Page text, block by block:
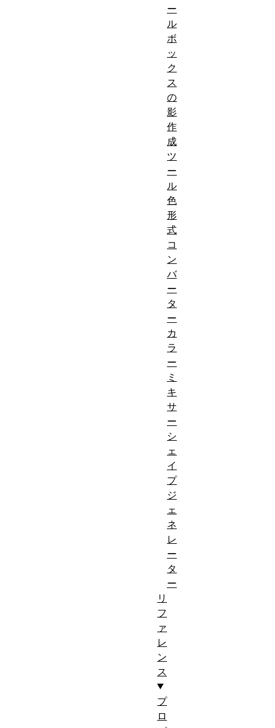
ー
ル
ボ
ッ
ク
ス
の
影
作
成
ツ
ー
ル
色
形
式
コ
ン
バ
ー
タ
ー
カ
ラ
ー
ミ
キ
サ
ー
シ
ェ
イ
プ
ジ
ェ
ネ
レ
ー
タ
ー
リ
フ
ァ
レ
ン
ス
プ
ロ